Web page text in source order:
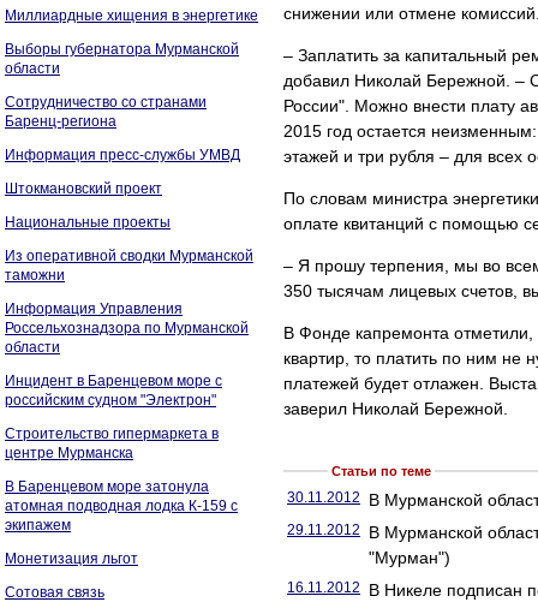
Миллиардные хищения в энергетике
Выборы губернатора Мурманской
области
Сотрудничество со странами
Баренц-региона
Информация пресс-службы УМВД
Штокмановский проект
Национальные проекты
Из оперативной сводки Мурманской
таможни
Информация Управления
Россельхознадзора по Мурманской
области
Инцидент в Баренцевом море с
российским судном "Электрон"
Строительство гипермаркета в
центре Мурманска
В Баренцевом море затонула
атомная подводная лодка К-159 с
экипажем
Монетизация льгот
Сотовая связь
снижении или отмене
– Заплатить за капитальный
добавил Николай Бережной. –
России". Можно внести плату
2015 год остается
этажей и три рубля – для всех
По словам министра
оплате квитанций с помощью
– Я прошу терпения, мы во
350 тысячам лицевых счетов,
В Фонде капремонта отметили,
квартир, то платить по ним не
платежей будет отлажен.
заверил Николай Бережной.
Статьи по теме
30.11.2012 В Мурманской
29.11.2012
В Мурманской
"Мурман")
16.11.2012
В Никеле подписан